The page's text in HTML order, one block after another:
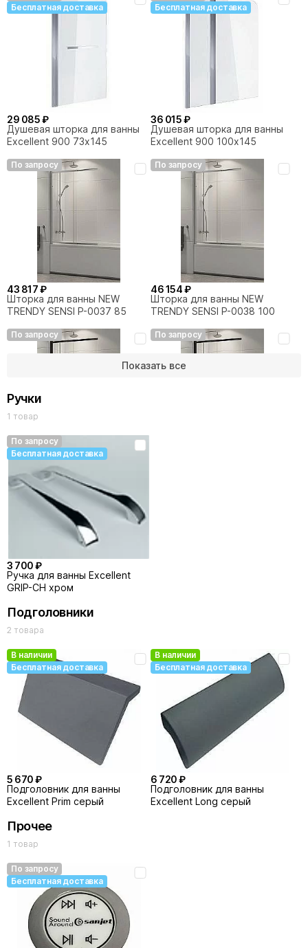
ARIN.3410WH белый матовый ARIN.3410GL золото
Бесплатная доставка
29 085 ₽
Душевая шторка для ванны
Excellent 900 73х145
Бесплатная доставка
36 015 ₽
Душевая шторка для ванны
Excellent 900 100х145
По запросу
43 817 ₽
Шторка для ванны NEW
TRENDY SENSI P-0037 85
По запросу
46 154 ₽
Шторка для ванны NEW
TRENDY SENSI P-0038 100
По запросу
47 906 ₽
Шторка для ванны NEW
TRENDY SENSI BLACK P-0045
85
По запросу
Показать все
Ручки
1 товар
По запросу
Бесплатная доставка
3 700 ₽
Ручка для ванны Excellent
GRIP-CH хром
Подголовники
2 товара
В наличии
Бесплатная доставка
5 670 ₽
Подголовник для ванны
Excellent Prim серый
В наличии
Бесплатная доставка
6 720 ₽
Подголовник для ванны
Excellent Long серый
Прочее
1 товар
По запросу
Бесплатная доставка